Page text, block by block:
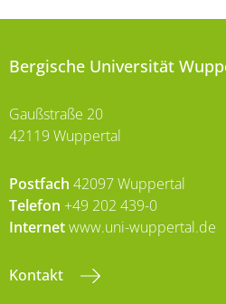
Bergische Universität
Gaußstraße 20
42119 Wuppertal
Postfach 42097 Wuppertal
Telefon +49 202 439-0
Internetwww.uni-wuppertal.de
Kontakt